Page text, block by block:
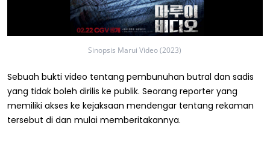
Sinopsis Marui Video (2023)
Sebuah bukti video tentang pembunuhan butral dan sadis
yang tidak boleh dirilis ke publik. Seorang reporter yang
memiliki akses ke kejaksaan mendengar tentang rekaman
tersebut di dan mulai memberitakannya.